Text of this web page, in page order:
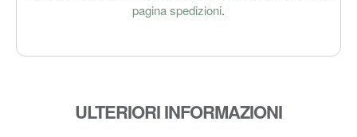
pagina spedizioni.
ULTERIORI INFORMAZIONI